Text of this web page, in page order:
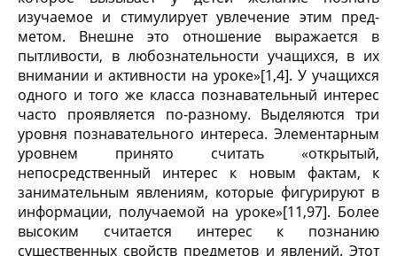
изучаемое и стимулирует увлечение этим пред­
метом. Внешне это отношение выражается в
пытливости, в лю­бознательности учащихся, в их
внимании и активности на уроке»[1,4]. У учащихся
одного и того же класса познавательный интерес
часто проявляется по-разному. Выделяются три
уровня познавательного интереса. Элементарным
уровнем принято счи­тать «открытый,
непосредственный интерес к новым фактам, к
занимательным явлениям, которые фигурируют в
информации, получаемой на уроке»[11,97]. Более
высоким считается интерес к по­знанию
существенных свойств предметов и явлений. Этот